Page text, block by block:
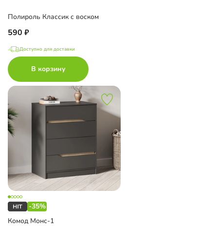
Полироль Классик с воском
590
Доступно для доставки
В корзину
-35%
Комод Монс-1